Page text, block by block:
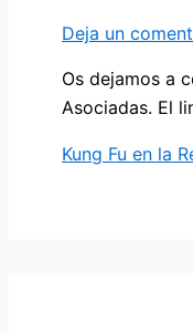
Deja un
Os dejamos a
Asociadas. El
Kung Fu en la